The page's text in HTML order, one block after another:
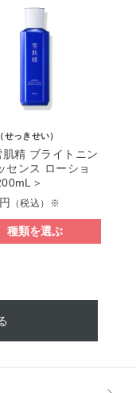
せっきせい）
肌精 ブライトニン
センス ローショ
＞
（税込）※
種類を選ぶ